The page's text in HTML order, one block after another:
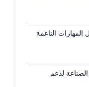
الناعمة
لدعم